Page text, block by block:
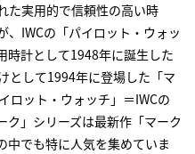
た実用的で信頼性の高い時
、IWCの「パイロット・ウォッ
時計として1948年に誕生した
として1994年に登場した「マ
ロット・ウォッチ」＝IWCの
ク」シリーズは最新作「マーク
中でも特に人気を集めていま